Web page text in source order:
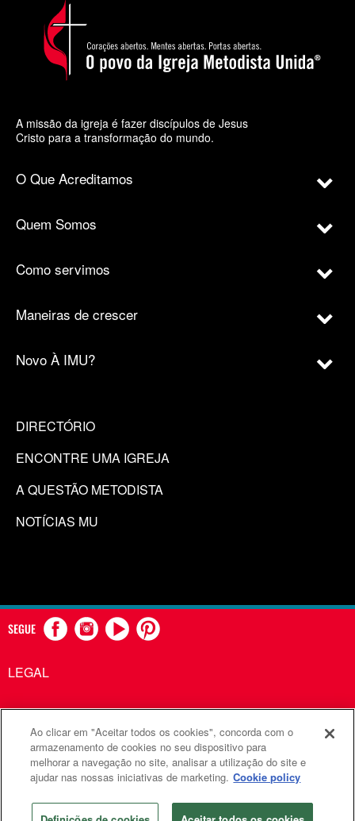
A missão da igreja é fazer discípulos de Jesus
Cristo para a transformação do mundo.
O Que Acreditamos
Quem Somos
Como servimos
Maneiras de crescer
Novo À IMU?
DIRECTÓRIO
ENCONTRE UMA IGREJA
A QUESTÃO METODISTA
NOTÍCIAS MU
SEGUE
LEGAL
Comunicações Metodistas Unidas é uma agência da Igreja
Metodista Unida
©2026 Comunicações Metodistas Unidas. Todos os direitos
reservados
Ao clicar em "Aceitar todos os cookies", concorda com o
armazenamento de cookies no seu dispositivo para
melhorar a navegação no site, analisar a utilização do site e
ajudar nas nossas iniciativas de marketing. Cookie policy